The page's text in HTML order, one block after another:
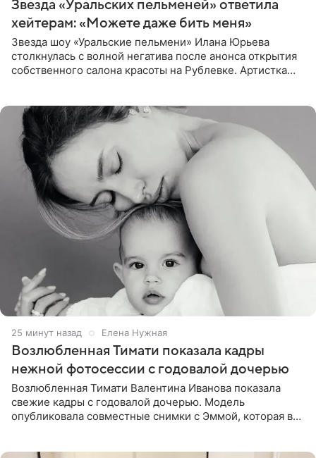
Звезда «Уральских пельменей» ответила
хейтерам: «Можете даже бить меня»
Звезда шоу «Уральские пельмени» Илана Юрьева
столкнулась с волной негатива после анонса открытия
собственного салона красоты на Рублевке. Артистка
25 минут назад Елена Нужная
Возлюбленная Тимати показала кадры
нежной фотосессии с годовалой дочерью
Возлюбленная Тимати Валентина Иванова показала
свежие кадры с годовалой дочерью. Модель
опубликовала совместные снимки с Эммой, которая в